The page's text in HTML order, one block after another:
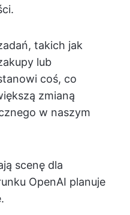
takich jak
lub
coś, co
zmianą
w naszym
scenę dla
OpenAI planuje